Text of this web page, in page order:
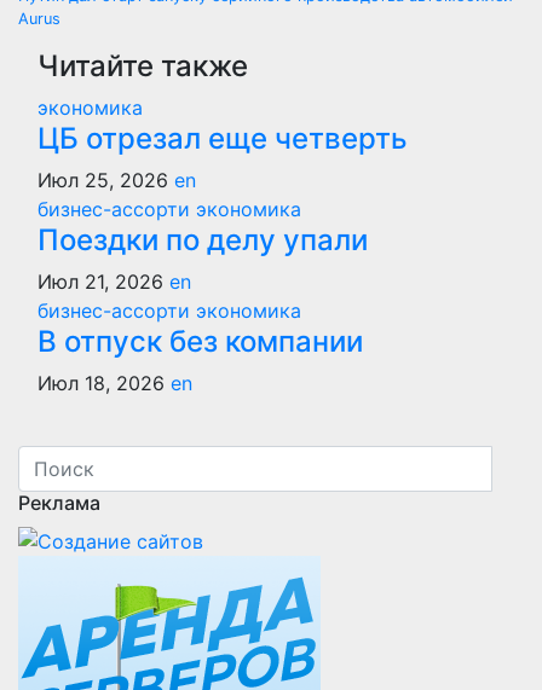
записям
Aurus
Читайте также
экономика
ЦБ отрезал еще четверть
Июл 25, 2026 en
бизнес-ассорти экономика
Поездки по делу упали
Июл 21, 2026 en
бизнес-ассорти экономика
В отпуск без компании
Июл 18, 2026 en
Реклама